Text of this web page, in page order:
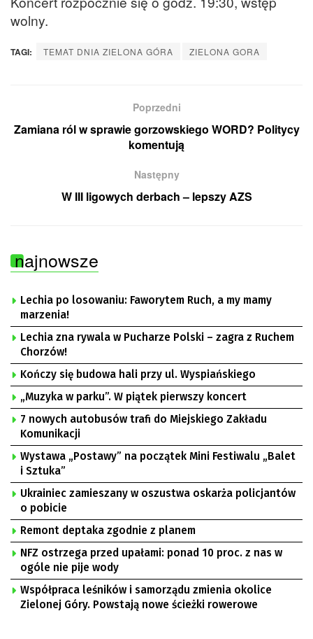
wolny.
TAGI: TEMAT DNIA ZIELONA GÓRA ZIELONA GORA
Poprzedni
Zamiana ról w sprawie gorzowskiego WORD? Politycy
komentują
Następny
W III ligowych derbach – lepszy AZS
najnowsze
Lechia po losowaniu: Faworytem Ruch, a my mamy
marzenia!
Lechia zna rywala w Pucharze Polski – zagra z Ruchem
Chorzów!
Kończy się budowa hali przy ul. Wyspiańskiego
„Muzyka w parku”. W piątek pierwszy koncert
7 nowych autobusów trafi do Miejskiego Zakładu
Komunikacji
Wystawa „Postawy” na początek Mini Festiwalu „Balet
i Sztuka”
Ukrainiec zamieszany w oszustwa oskarża policjantów
o pobicie
Remont deptaka zgodnie z planem
NFZ ostrzega przed upałami: ponad 10 proc. z nas w
ogóle nie pije wody
Współpraca leśników i samorządu zmienia okolice
Zielonej Góry. Powstają nowe ścieżki rowerowe